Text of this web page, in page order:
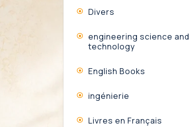
Divers
engineering science and
technology
English Books
ingénierie
Livres en Français